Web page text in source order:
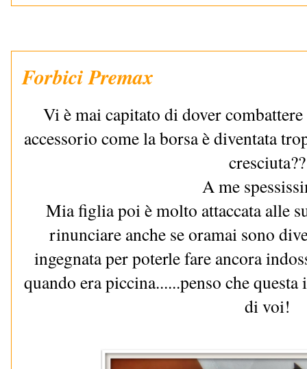
Forbici Premax
Vi è mai capitato di dover
accessorio come la borsa è diventata
cresciuta??
A me
Mia figlia poi è molto attaccata alle
rinunciare anche se oramai sono
ingegnata per poterle fare ancora
quando era piccina......penso che questa
di voi!